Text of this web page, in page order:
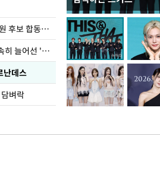
더불어민주당 당대표·최고위원 후보 합동연설회
주택용지 검토 알려지자... 신속히 늘어선 '근조화환'
난데스
벼락
이번주 국회에는 무